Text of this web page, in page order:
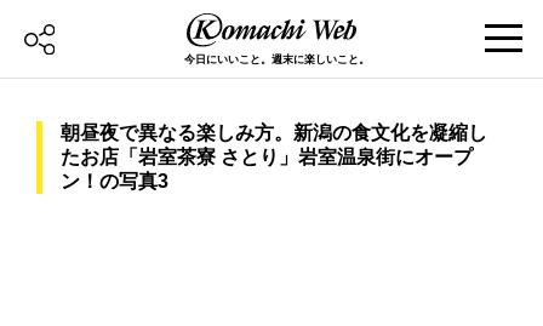
今日にいいこと。週末に楽しいこと。
朝昼夜で異なる楽しみ方。新潟の食文化を凝縮し
たお店「岩室茶寮 さとり」岩室温泉街にオープ
ン！の写真3